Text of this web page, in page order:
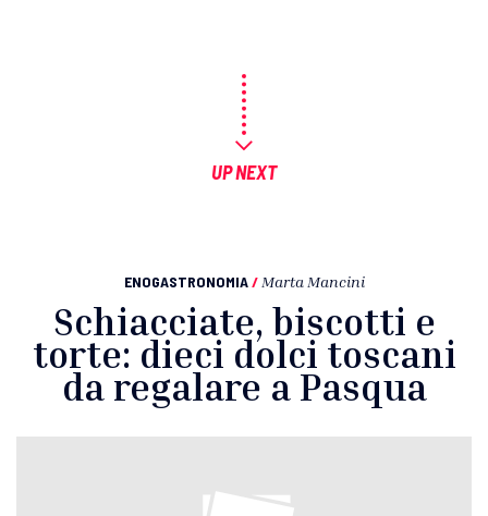
UP NEXT
ENOGASTRONOMIA / Marta Mancini
Schiacciate, biscotti e
torte: dieci dolci toscani
da regalare a Pasqua